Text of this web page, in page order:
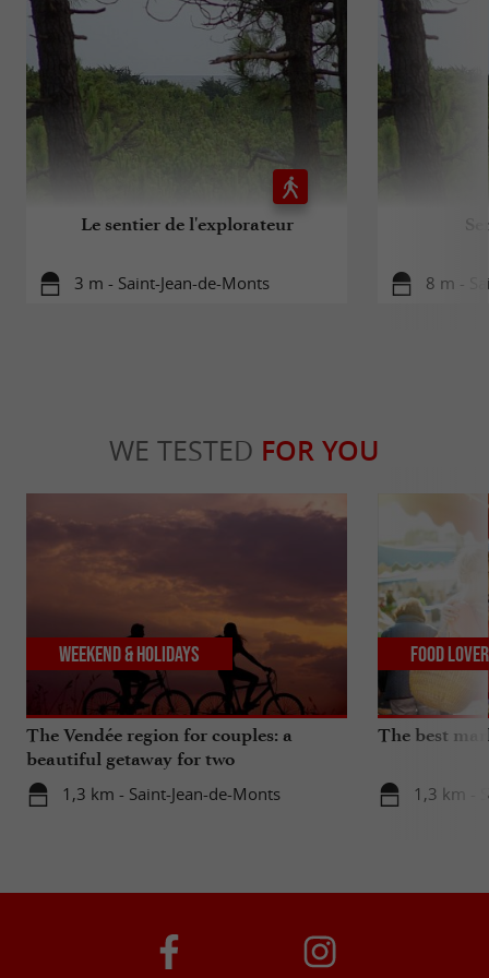
Le sentier de l'explorateur
3 m - Saint-Jean-de-Monts 8 m -
WE TESTED FOR YOU
The Vendée region for couples: a
beautiful getaway for two
1,3 km - Saint-Jean-de-Monts
Weekend & Holidays
The best
1,3 km -
Food